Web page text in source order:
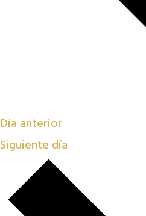
Día anterior
Siguiente día